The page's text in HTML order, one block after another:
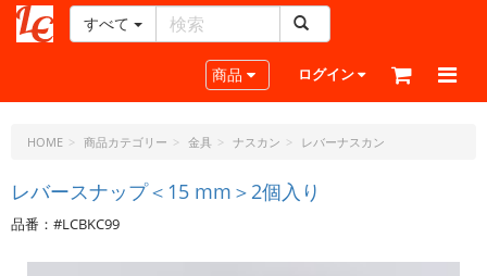
ー
ラ
ト・
ド
ッ
ト・
すべて
Toggle navigation
商品 ログイン
HOME 商品カテゴリー 金具 ナスカン レバーナスカン
レバースナップ＜15 mm＞2個入り
品番：#LCBKC99